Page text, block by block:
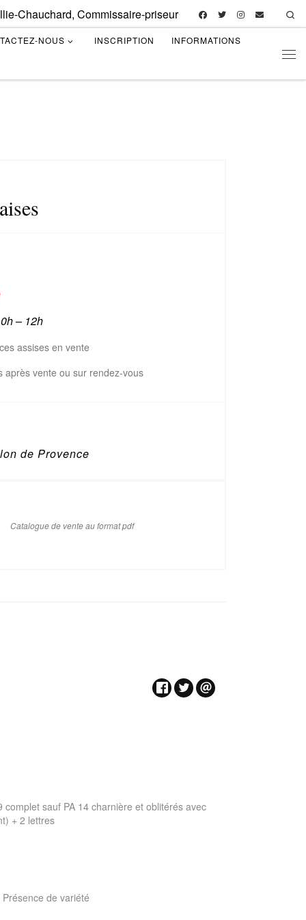
Chauchard, Commissaire-priseur
NOUS INSCRIPTION INFORMATIONS
– 12h
assises en vente
vente ou sur rendez-vous
de Provence
Catalogue de vente au format pdf
complet sauf PA 14 charnière et oblitérés avec
+ 2 lettres
de variété